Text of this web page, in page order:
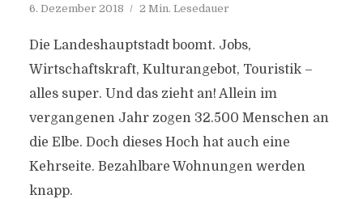
6. Dezember 2018 2 Min. Lesedauer
Die Landeshauptstadt boomt. Jobs,
Wirtschaftskraft, Kulturangebot, Touristik –
alles super. Und das zieht an! Allein im
vergangenen Jahr zogen 32.500 Menschen an
die Elbe. Doch dieses Hoch hat auch eine
Kehrseite. Bezahlbare Wohnungen werden
knapp.